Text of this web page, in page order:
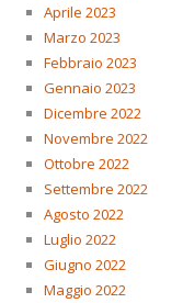
Aprile 2023
Marzo 2023
Febbraio 2023
Gennaio 2023
Dicembre 2022
Novembre 2022
Ottobre 2022
Settembre 2022
Agosto 2022
Luglio 2022
Giugno 2022
Maggio 2022